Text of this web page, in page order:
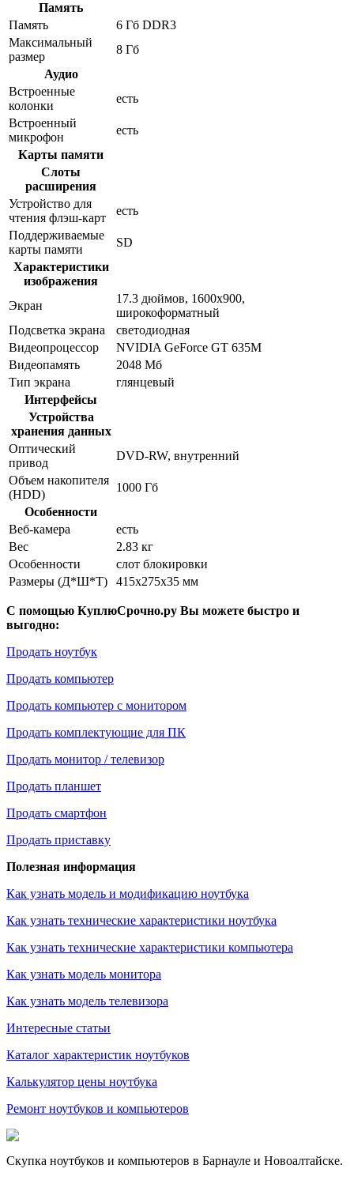
Память
Память
6 Гб DDR3
Максимальный
размер
8 Гб
Аудио
Встроенные
колонки
есть
Встроенный
микрофон
есть
Карты памяти
Слоты
расширения
Устройство для
чтения флэш-карт
есть
Поддерживаемые
карты памяти
SD
Характеристики
изображения
Экран
17.3 дюймов, 1600x900,
широкоформатный
Подсветка экрана
светодиодная
Видеопроцессор
NVIDIA GeForce GT 635M
Видеопамять
2048 Мб
Тип экрана
глянцевый
Интерфейсы
Устройства
хранения данных
Оптический
привод
DVD-RW, внутренний
Объем накопителя
(HDD)
1000 Гб
Особенности
Веб-камера
есть
Вес
2.83 кг
Особенности
слот блокировки
Размеры (Д*Ш*Т)
415x275x35 мм
С помощью КуплюСрочно.ру Вы можете быстро и
выгодно:
Продать ноутбук
Продать компьютер
Продать компьютер с монитором
Продать комплектующие для ПК
Продать монитор / телевизор
Продать планшет
Продать смартфон
Продать приставку
Полезная информация
Как узнать модель и модификацию ноутбука
Как узнать технические характеристики ноутбука
Как узнать технические характеристики компьютера
Как узнать модель монитора
Как узнать модель телевизора
Интересные статьи
Каталог характеристик ноутбуков
Калькулятор цены ноутбука
Ремонт ноутбуков и компьютеров
Скупка ноутбуков и компьютеров в Барнауле и Новоалтайске.